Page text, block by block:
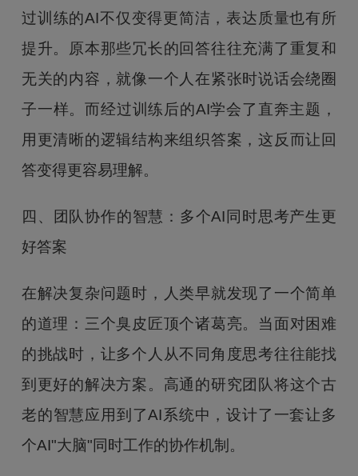
过训练的AI不仅变得更简洁，表达质量也有所
提升。原本那些冗长的回答往往充满了重复和
无关的内容，就像一个人在紧张时说话会绕圈
子一样。而经过训练后的AI学会了直奔主题，
用更清晰的逻辑结构来组织答案，这反而让回
答变得更容易理解。
四、团队协作的智慧：多个AI同时思考产生更
好答案
在解决复杂问题时，人类早就发现了一个简单
的道理：三个臭皮匠顶个诸葛亮。当面对困难
的挑战时，让多个人从不同角度思考往往能找
到更好的解决方案。高通的研究团队将这个古
老的智慧应用到了AI系统中，设计了一套让多
个AI"大脑"同时工作的协作机制。